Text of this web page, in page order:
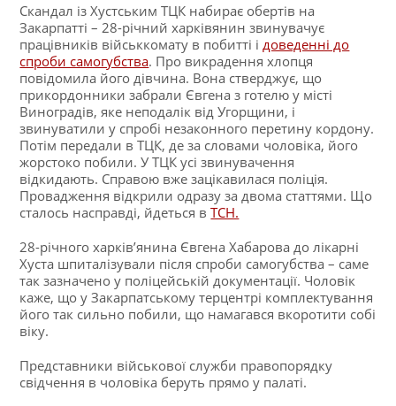
Скандал із Хустським ТЦК набирає обертів на
Закарпатті – 28-річний харківянин звинувачує
працівників військкомату в побитті і доведенні до
спроби самогубства. Про викрадення хлопця
повідомила його дівчина. Вона стверджує, що
прикордонники забрали Євгена з готелю у місті
Виноградів, яке неподалік від Угорщини, і
звинуватили у спробі незаконного перетину кордону.
Потім передали в ТЦК, де за словами чоловіка, його
жорстоко побили. У ТЦК усі звинувачення
відкидають. Справою вже зацікавилася поліція.
Провадження відкрили одразу за двома статтями. Що
сталось насправді, йдеться вТСН.
28-річного харків’янина Євгена Хабарова до лікарні
Хуста шпиталізували після спроби самогубства – саме
так зазначено у поліцейській документації. Чоловік
каже, що у Закарпатському терцентрі комплектування
його так сильно побили, що намагався вкоротити собі
віку.
Представники військової служби правопорядку
свідчення в чоловіка беруть прямо у палаті.